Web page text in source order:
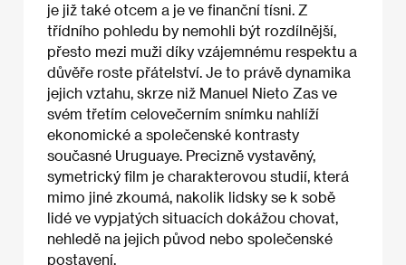
je již také otcem a je ve finanční tísni. Z
třídního pohledu by nemohli být rozdílnější,
přesto mezi muži díky vzájemnému respektu a
důvěře roste přátelství. Je to právě dynamika
jejich vztahu, skrze niž Manuel Nieto Zas ve
svém třetím celovečerním snímku nahlíží
ekonomické a společenské kontrasty
současné Uruguaye. Precizně vystavěný,
symetrický film je charakterovou studií, která
mimo jiné zkoumá, nakolik lidsky se k sobě
lidé ve vypjatých situacích dokážou chovat,
nehledě na jejich původ nebo společenské
postavení.